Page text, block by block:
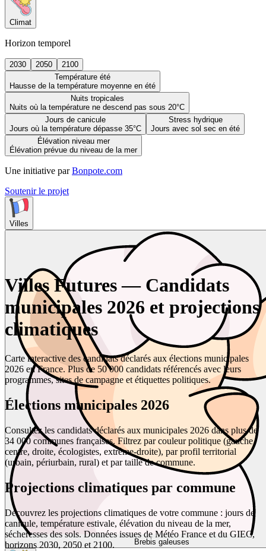
Climat
Horizon temporel
2030 2050
2100
Température été
Hausse de la température moyenne en été
Nuits tropicales
Nuits où la température ne descend pas sous 20°C
Jours de canicule
Jours où la température dépasse 35°C
Stress hydrique
Jours avec sol sec en été
Élévation niveau mer
Élévation prévue du niveau de la mer
Une initiative par Bonpote.com
Soutenir le projet
Villes
Brebis galeuses
Villes Futures — Candidats
municipales 2026 et projections
climatiques
Carte interactive des candidats déclarés aux élections municipales
2026 en France. Plus de 50 000 candidats référencés avec leurs
programmes, sites de campagne et étiquettes politiques.
Élections municipales 2026
Consultez les candidats déclarés aux municipales 2026 dans plus de
34 000 communes françaises. Filtrez par couleur politique (gauche,
centre, droite, écologistes, extrême-droite), par profil territorial
(urbain, périurbain, rural) et par taille de commune.
Projections climatiques par commune
Découvrez les projections climatiques de votre commune : jours de
canicule, température estivale, élévation du niveau de la mer,
sécheresses des sols. Données issues de Météo France et du GIEC,
horizons 2030, 2050 et 2100.